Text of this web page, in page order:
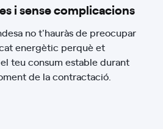
i sense complicacions
no t'hauràs de preocupar
energètic perquè et
teu consum estable durant
de la contractació.